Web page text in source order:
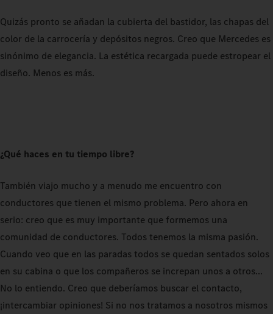
Quizás pronto se añadan la cubierta del bastidor, las chapas del
color de la carrocería y depósitos negros. Creo que Mercedes es
sinónimo de elegancia. La estética recargada puede estropear el
diseño. Menos es más.
¿Qué haces en tu tiempo libre?
También viajo mucho y a menudo me encuentro con
conductores que tienen el mismo problema. Pero ahora en
serio: creo que es muy importante que formemos una
comunidad de conductores. Todos tenemos la misma pasión.
Cuando veo que en las paradas todos se quedan sentados solos
en su cabina o que los compañeros se increpan unos a otros...
No lo entiendo. Creo que deberíamos buscar el contacto,
¡intercambiar opiniones! Si no nos tratamos a nosotros mismos